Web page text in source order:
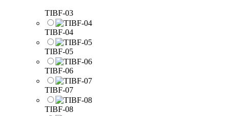
TIBF-03
TIBF-04
TIBF-05
TIBF-06
TIBF-07
TIBF-08